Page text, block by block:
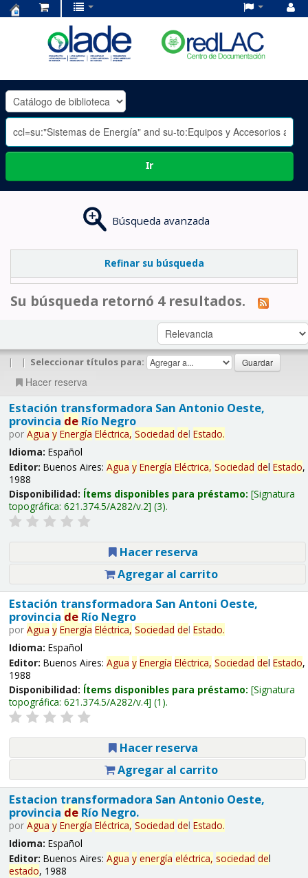
OLADE
-
Ir
Búsqueda avanzada
Refinar su búsqueda
Su búsqueda retornó 4 resultados.
| | Seleccionar títulos para:
Hacer reserva
Estación transformadora San Antonio Oeste,
provincia deRío Negro
por Agua y Energía Eléctrica, Sociedad del Estado.
Idioma: Español
Editor: Buenos Aires: Agua y Energía Eléctrica, Sociedad del Estado,
1988
Disponibilidad: Ítems disponibles para préstamo: Signatura
topográfica: 621.374.5/A282/v.2 (3).
Hacer reserva
Agregar al carrito
Estación transformadora San Antoni Oeste,
provincia deRío Negro
por Agua y Energía Eléctrica, Sociedad del Estado.
Idioma: Español
Editor: Buenos Aires: Agua y Energía Eléctrica, Sociedad del Estado,
1988
Disponibilidad: Ítems disponibles para préstamo: Signatura
topográfica: 621.374.5/A282/v.4 (1).
Hacer reserva
Agregar al carrito
Estacion transformadora San Antonio Oeste,
provincia deRío Negro.
por Agua y Energía Eléctrica, Sociedad del Estado.
Idioma: Español
Editor: Buenos Aires: Agua y energía eléctrica, sociedad del
estado, 1988